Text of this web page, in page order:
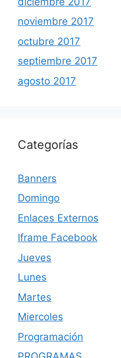
noviembre 2017
octubre 2017
septiembre 2017
agosto 2017
Categorías
Banners
Domingo
Enlaces Externos
Iframe Facebook
Jueves
Lunes
Martes
Miercoles
Programación